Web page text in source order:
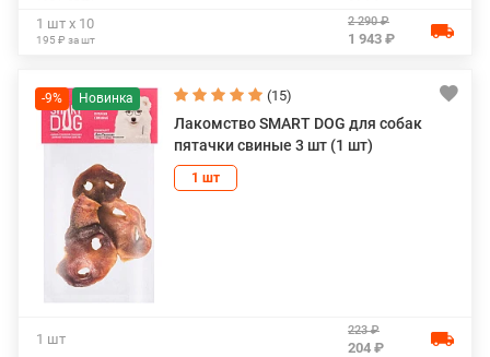
1 шт х 10
195 ₽ за шт
2 290 ₽
1 943 ₽
-9% (15)
Лакомство SMART DOG для собак
пятачки свиные 3 шт (1 шт)
1 шт
1 шт
223 ₽
204 ₽